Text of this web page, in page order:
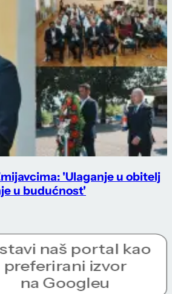
'Ulaganje u obitelj
u budućnost'